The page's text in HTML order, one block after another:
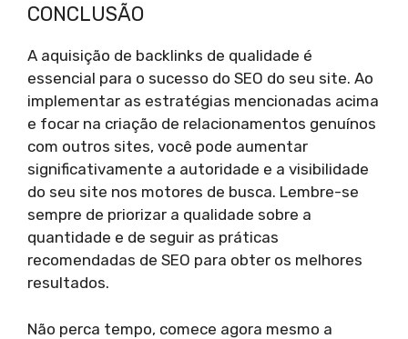
CONCLUSÃO
A aquisição de backlinks de qualidade é
essencial para o sucesso do SEO do seu site. Ao
implementar as estratégias mencionadas acima
e focar na criação de relacionamentos genuínos
com outros sites, você pode aumentar
significativamente a autoridade e a visibilidade
do seu site nos motores de busca. Lembre-se
sempre de priorizar a qualidade sobre a
quantidade e de seguir as práticas
recomendadas de SEO para obter os melhores
resultados.
Não perca tempo, comece agora mesmo a